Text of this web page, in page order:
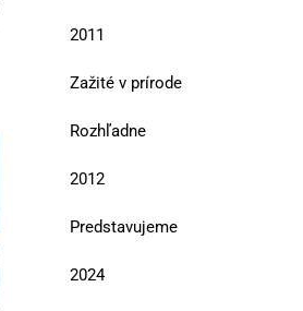
2011
Zažité v prírode
Rozhľadne
2012
Predstavujeme
2024